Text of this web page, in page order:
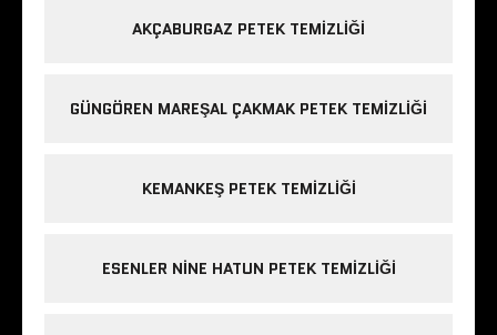
AKÇABURGAZ PETEK TEMIZLIĞI
GÜNGÖREN MAREŞAL ÇAKMAK PETEK TEMIZLIĞI
KEMANKEŞ PETEK TEMIZLIĞI
ESENLER NINE HATUN PETEK TEMIZLIĞI